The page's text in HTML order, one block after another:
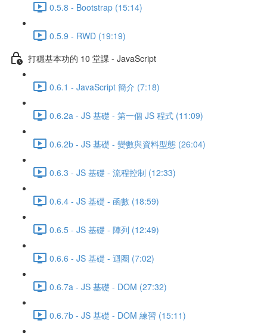
0.5.8 - Bootstrap (15:14)
0.5.9 - RWD (19:19)
打穩基本功的 10 堂課 - JavaScript
0.6.1 - JavaScript 簡介 (7:18)
0.6.2a - JS 基礎 - 第一個 JS 程式 (11:09)
0.6.2b - JS 基礎 - 變數與資料型態 (26:04)
0.6.3 - JS 基礎 - 流程控制 (12:33)
0.6.4 - JS 基礎 - 函數 (18:59)
0.6.5 - JS 基礎 - 陣列 (12:49)
0.6.6 - JS 基礎 - 迴圈 (7:02)
0.6.7a - JS 基礎 - DOM (27:32)
0.6.7b - JS 基礎 - DOM 練習 (15:11)